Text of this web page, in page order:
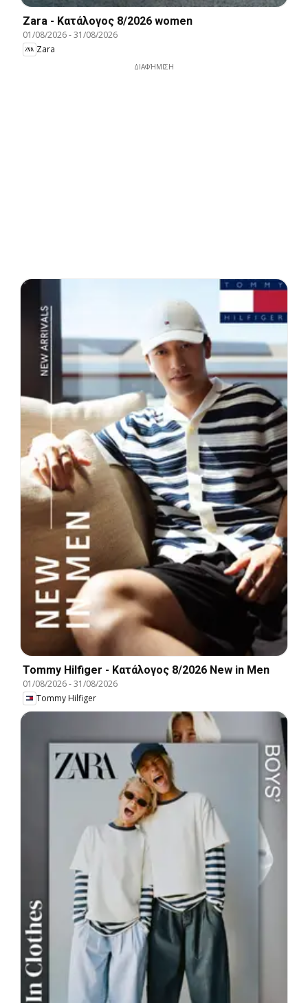
Zara - Kατάλογος 8/2026 women
01/08/2026-31/08/2026
Zara
ΔΙΑΦΉΜΙΣΗ
Tommy Hilfiger - Kατάλογος 8/2026 New in Men
01/08/2026-31/08/2026
Tommy Hilfiger